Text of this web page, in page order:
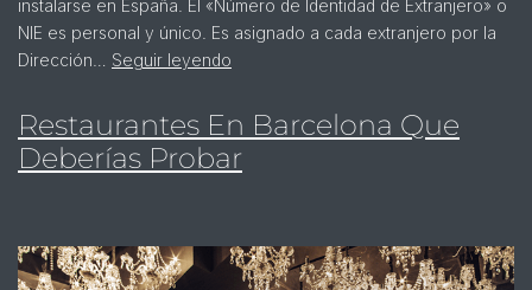
instalarse en España. El «Número de Identidad de Extranjero» o
NIE es personal y único. Es asignado a cada extranjero por la
Dirección… Seguir leyendo
Restaurantes En Barcelona Que
Deberías Probar